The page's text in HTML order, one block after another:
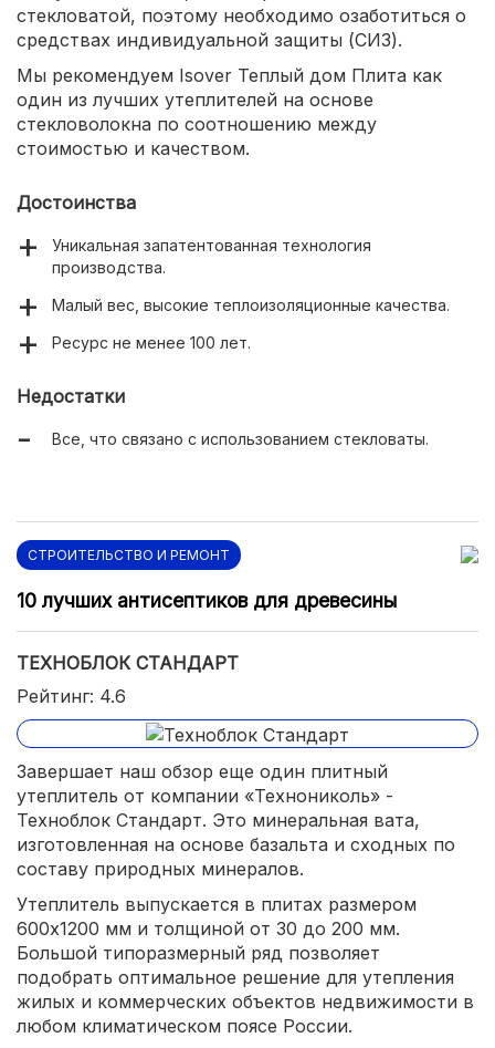
стекловатой, поэтому необходимо озаботиться о
средствах индивидуальной защиты (СИЗ).
Мы рекомендуем Isover Теплый дом Плита как
один из лучших утеплителей на основе
стекловолокна по соотношению между
стоимостью и качеством.
Достоинства
Уникальная запатентованная технология
производства.
Малый вес, высокие теплоизоляционные качества.
Ресурс не менее 100 лет.
Недостатки
Все, что связано с использованием стекловаты.
СТРОИТЕЛЬСТВО И РЕМОНТ
10 лучших антисептиков для древесины
ТЕХНОБЛОК СТАНДАРТ
Рейтинг: 4.6
Завершает наш обзор еще один плитный
утеплитель от компании «Технониколь» -
Техноблок Стандарт. Это минеральная вата,
изготовленная на основе базальта и сходных по
составу природных минералов.
Утеплитель выпускается в плитах размером
600х1200 мм и толщиной от 30 до 200 мм.
Большой типоразмерный ряд позволяет
подобрать оптимальное решение для утепления
жилых и коммерческих объектов недвижимости в
любом климатическом поясе России.